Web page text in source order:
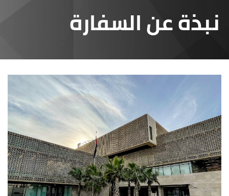
نبذة عن السفارة